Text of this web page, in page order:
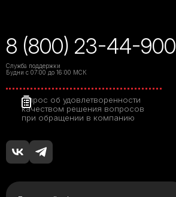
8 (800) 23-44-900
Служба поддержки
Будни с 07:00 до 16:00 МСК
Опрос об удовлетворенности
качеством решения вопросов
при обращении в компанию